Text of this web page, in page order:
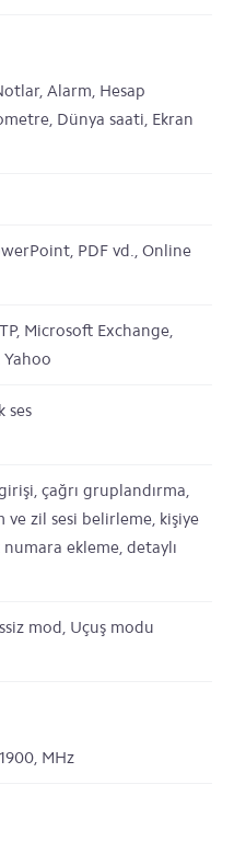
Alarm, Hesap
Dünya saati, Ekran
PDF vd., Online
Microsoft Exchange,
ses
girişi, çağrı gruplandırma,
ve zil sesi belirleme, kişiye
ekleme, detaylı
mod, Uçuş modu
MHz